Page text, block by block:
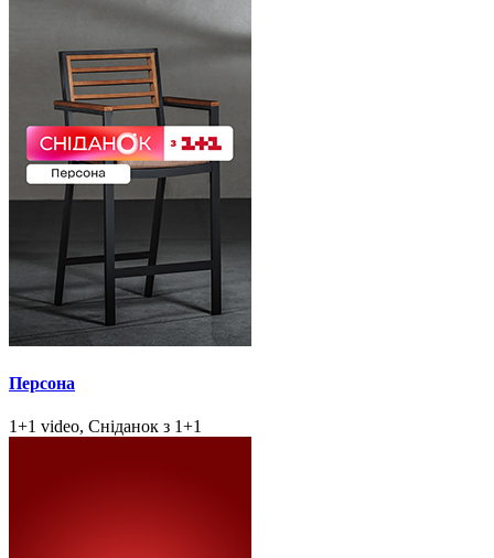
Персона
1+1 video, Сніданок з 1+1